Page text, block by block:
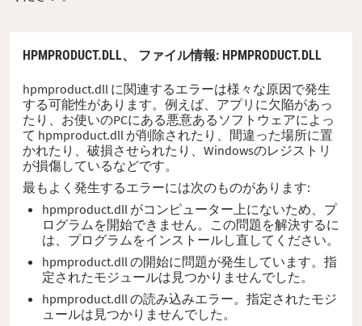
HPMPRODUCT.DLL、 ファイル情報: HPMPRODUCT.DLL
hpmproduct.dll に関連するエラーは様々な原因で発生
する可能性があります。例えば、アプリに欠陥があっ
たり、お使いのPCにある悪意あるソフトウェアによっ
て hpmproduct.dll が削除されたり、間違った場所に置
かれたり、破損させられたり、Windowsのレジストリ
が損傷しているなどです。
最もよく発生するエラーには次のものがあります:
hpmproduct.dll がコンピューター上にないため、プ
ログラムを開始できません。この問題を解決するに
は、プログラムをインストールし直してください。
hpmproduct.dll の開始に問題が発生しています。指
定されたモジュールは見つかりませんでした。
hpmproduct.dll の読み込みエラー。指定されたモジ
ュールは見つかりませんでした。